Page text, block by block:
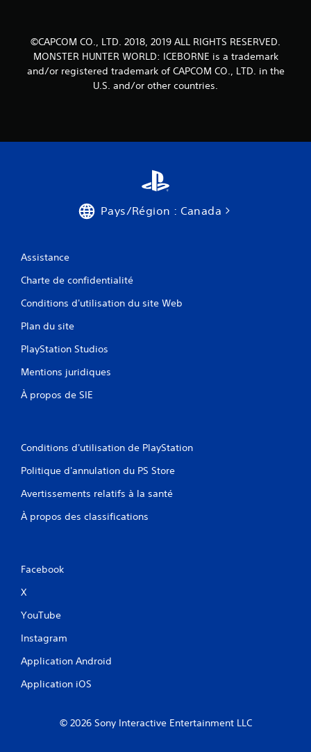
©CAPCOM CO., LTD. 2018, 2019 ALL RIGHTS RESERVED.
MONSTER HUNTER WORLD: ICEBORNE is a trademark
and/or registered trademark of CAPCOM CO., LTD. in the
U.S. and/or other countries.
Pays/Région : Canada
Assistance
Charte de confidentialité
Conditions d'utilisation du site Web
Plan du site
PlayStation Studios
Mentions juridiques
À propos de SIE
Conditions d'utilisation de PlayStation
Politique d'annulation du PS Store
Avertissements relatifs à la santé
À propos des classifications
Facebook
X
YouTube
Instagram
Application Android
Application iOS
© 2026 Sony Interactive Entertainment LLC